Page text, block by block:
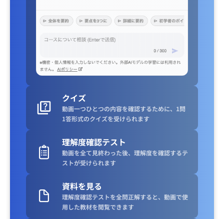
クイズ
動画一つひとつの内容を確認するために、1問
1答形式のクイズを受けられます
理解度確認テスト
動画を全て見終わった後、理解度を確認するテ
ストが受けられます
資料を見る
理解度確認テストを全問正解すると、動画で使
用した教材を閲覧できます